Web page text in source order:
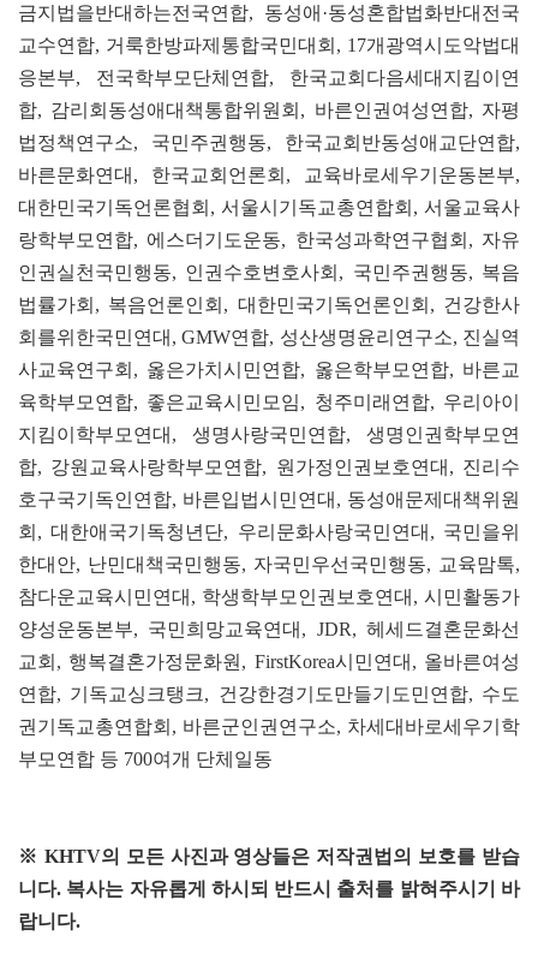
금지법을반대하는전국연합, 동성애·동성혼합법화반대전국
교수연합, 거룩한방파제통합국민대회, 17개광역시도악법대
응본부, 전국학부모단체연합, 한국교회다음세대지킴이연
합, 감리회동성애대책통합위원회, 바른인권여성연합, 자평
법정책연구소, 국민주권행동, 한국교회반동성애교단연합,
바른문화연대, 한국교회언론회, 교육바로세우기운동본부,
대한민국기독언론협회, 서울시기독교총연합회, 서울교육사
랑학부모연합, 에스더기도운동, 한국성과학연구협회, 자유
인권실천국민행동, 인권수호변호사회, 국민주권행동, 복음
법률가회, 복음언론인회, 대한민국기독언론인회, 건강한사
회를위한국민연대, GMW연합, 성산생명윤리연구소, 진실역
사교육연구회, 옳은가치시민연합, 옳은학부모연합, 바른교
육학부모연합, 좋은교육시민모임, 청주미래연합, 우리아이
지킴이학부모연대, 생명사랑국민연합, 생명인권학부모연
합, 강원교육사랑학부모연합, 원가정인권보호연대, 진리수
호구국기독인연합, 바른입법시민연대, 동성애문제대책위원
회, 대한애국기독청년단, 우리문화사랑국민연대, 국민을위
한대안, 난민대책국민행동, 자국민우선국민행동, 교육맘톡,
참다운교육시민연대, 학생학부모인권보호연대, 시민활동가
양성운동본부, 국민희망교육연대, JDR, 헤세드결혼문화선
교회, 행복결혼가정문화원, FirstKorea시민연대, 올바른여성
연합, 기독교싱크탱크, 건강한경기도만들기도민연합, 수도
권기독교총연합회, 바른군인권연구소, 차세대바로세우기학
부모연합 등 700여개 단체일동
※ KHTV의 모든 사진과 영상들은 저작권법의 보호를 받습
니다. 복사는 자유롭게 하시되 반드시 출처를 밝혀주시기 바
랍니다.